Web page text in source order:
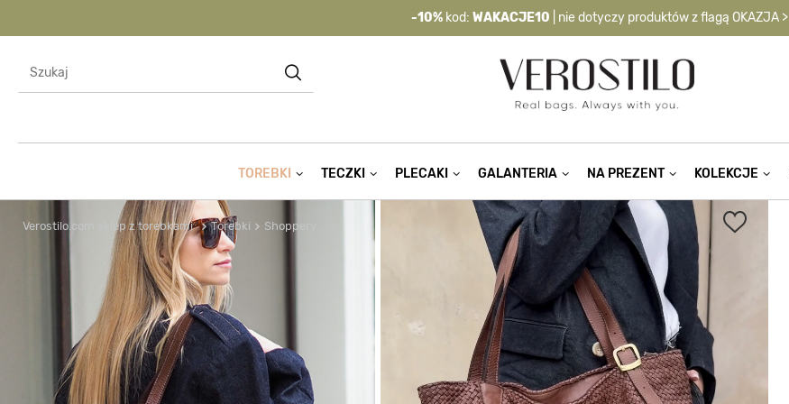
-10% kod: WAKACJE10 | nie dotyczy produktów z flagą OKAZJA >
TOREBKI TECZKI PLECAKI GALANTERIA NA PREZENT KOLEKCJE
Verostilo.com sklep z torebkami Torebki Shoppery